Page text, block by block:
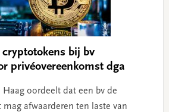
bij bv
privéovereenkomst dga
oordeelt dat een bv de
afwaarderen ten laste van